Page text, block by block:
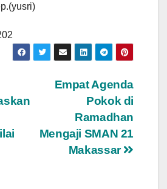
Empat Agenda
Pokok di
Ramadhan
Mengaji SMAN 21
Makassar